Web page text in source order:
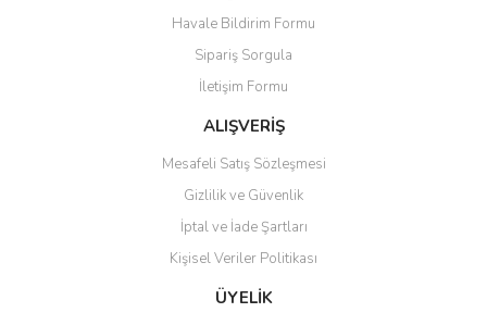
Ürün açıklamasında eksik bilgiler bulunuyor.
Ürün bilgilerinde hatalar bulunuyor.
Ürün fiyatı diğer sitelerden daha pahalı.
Bu ürüne benzer farklı alternatifler olmalı.
Gönder
Havale Bildirim Formu
Sipariş Sorgula
İletişim Formu
ALIŞVERİŞ
Mesafeli Satış Sözleşmesi
Gizlilik ve Güvenlik
İptal ve İade Şartları
Kişisel Veriler Politikası
ÜYELİK